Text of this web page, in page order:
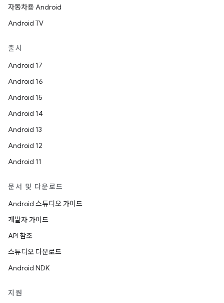
자동차용 Android
Android TV
출시
Android 17
Android 16
Android 15
Android 14
Android 13
Android 12
Android 11
문서 및 다운로드
Android 스튜디오 가이드
개발자 가이드
API 참조
스튜디오 다운로드
Android NDK
지원